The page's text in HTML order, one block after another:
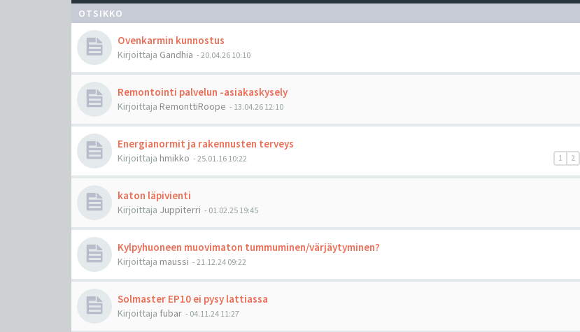
OTSIKKO
Ovenkarmin kunnostus
Kirjoittaja Gandhia - 20.04.26 10:10
Remontointi palvelun -asiakaskysely
Kirjoittaja RemonttiRoope - 13.04.26 12:10
Energianormit ja rakennusten terveys
1 2
Kirjoittaja hmikko - 25.01.16 10:22
katon läpivienti
Kirjoittaja Juppiterri - 01.02.25 19:45
Kylpyhuoneen muovimaton tummuminen/värjäytyminen?
Kirjoittaja maussi - 21.12.24 09:22
Solmaster EP10 ei pysy lattiassa
Kirjoittaja fubar - 04.11.24 11:27